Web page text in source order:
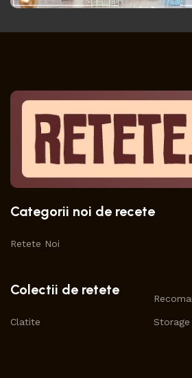
Categorii noi de recete
Retete Noi
Colectii de retete
Clatite Storage